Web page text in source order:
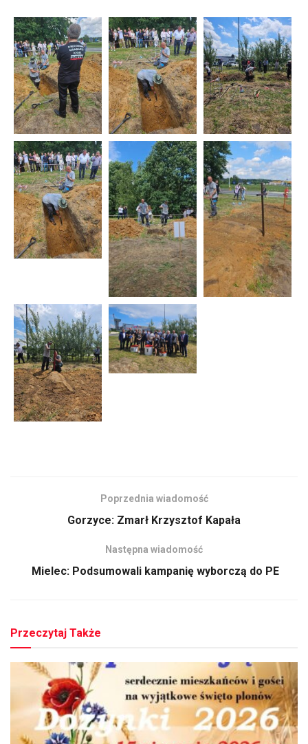
Poprzednia wiadomość
Gorzyce: Zmarł Krzysztof Kapała
Następna wiadomość
Mielec: Podsumowali kampanię wyborczą do PE
Przeczytaj Także